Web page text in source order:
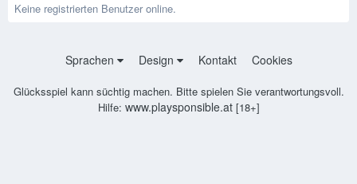
Keine registrierten Benutzer online.
Sprachen Design Kontakt Cookies
Glücksspiel kann süchtig machen. Bitte spielen Sie verantwortungsvoll.
Hilfe: www.playsponsible.at[18+]